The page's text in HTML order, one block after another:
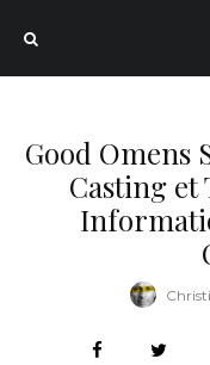
Good Omens
Casting et